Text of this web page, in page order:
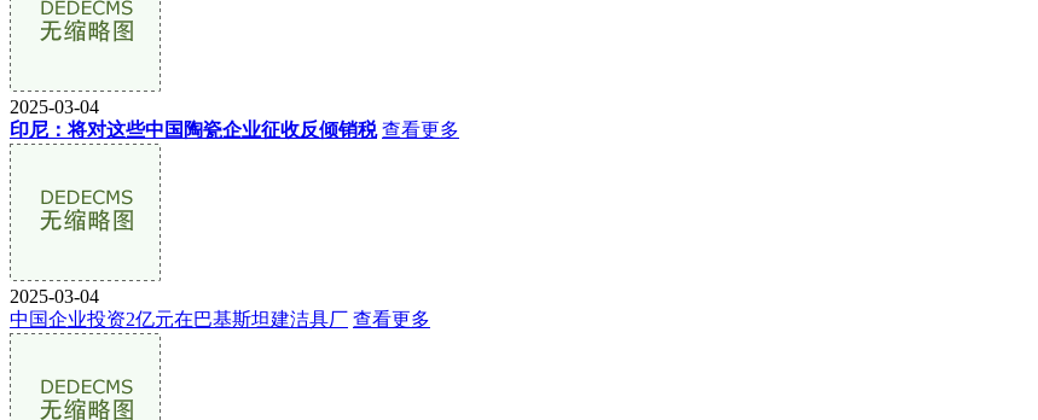
2025-03-04
印尼：将对这些中国陶瓷企业征收反倾销税 查看更多
2025-03-04
中国企业投资2亿元在巴基斯坦建洁具厂 查看更多